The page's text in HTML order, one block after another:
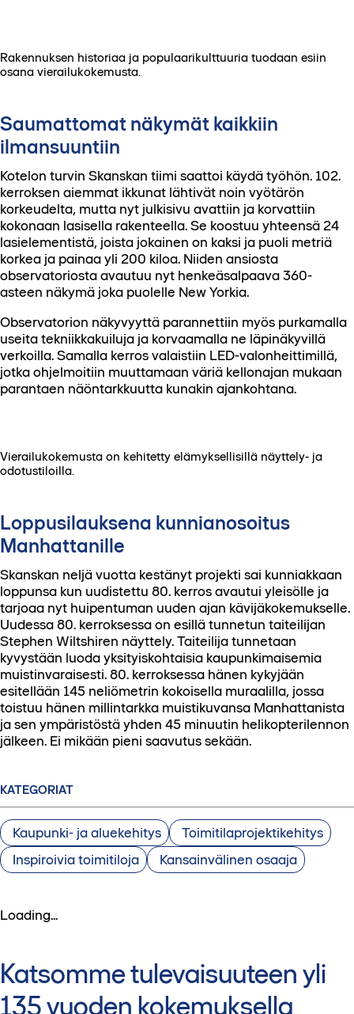
Rakennuksen historiaa ja populaarikulttuuria tuodaan esiin
osana vierailukokemusta.
Saumattomat näkymät kaikkiin
ilmansuuntiin
Kotelon turvin Skanskan tiimi saattoi käydä työhön. 102.
kerroksen aiemmat ikkunat lähtivät noin vyötärön
korkeudelta, mutta nyt julkisivu avattiin ja korvattiin
kokonaan lasisella rakenteella. Se koostuu yhteensä 24
lasielementistä, joista jokainen on kaksi ja puoli metriä
korkea ja painaa yli 200 kiloa. Niiden ansiosta
observatoriosta avautuu nyt henkeäsalpaava 360-
asteen näkymä joka puolelle New Yorkia.
Observatorion näkyvyyttä parannettiin myös purkamalla
useita tekniikkakuiluja ja korvaamalla ne läpinäkyvillä
verkoilla. Samalla kerros valaistiin LED-valonheittimillä,
jotka ohjelmoitiin muuttamaan väriä kellonajan mukaan
parantaen näöntarkkuutta kunakin ajankohtana.
Vierailukokemusta on kehitetty elämyksellisillä näyttely- ja
odotustiloilla.
Loppusilauksena kunnianosoitus
Manhattanille
Skanskan neljä vuotta kestänyt projekti sai kunniakkaan
loppunsa kun uudistettu 80. kerros avautui yleisölle ja
tarjoaa nyt huipentuman uuden ajan kävijäkokemukselle.
Uudessa 80. kerroksessa on esillä tunnetun taiteilijan
Stephen Wiltshiren näyttely. Taiteilija tunnetaan
kyvystään luoda yksityiskohtaisia kaupunkimaisemia
muistinvaraisesti. 80. kerroksessa hänen kykyjään
esitellään 145 neliömetrin kokoisella muraalilla, jossa
toistuu hänen millintarkka muistikuvansa Manhattanista
ja sen ympäristöstä yhden 45 minuutin helikopterilennon
jälkeen. Ei mikään pieni saavutus sekään.
KATEGORIAT
Kaupunki- ja aluekehitys
Toimitilaprojektikehitys
Inspiroivia toimitiloja
Kansainvälinen osaaja
Loading...
Katsomme tulevaisuuteen yli
135 vuoden kokemuksella